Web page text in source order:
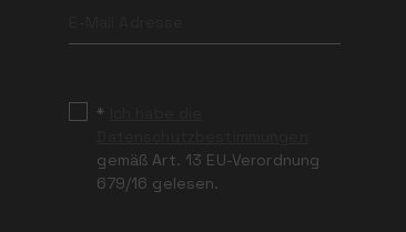
field
*
gemäß Art. 13 EU-Verordnung
679/16 gelesen.